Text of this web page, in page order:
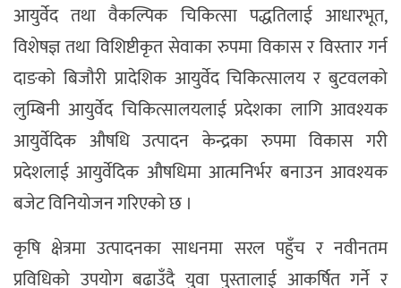
आयुर्वेद तथा वैकल्पिक चिकित्सा पद्धतिलाई आधारभूत,
विशेषज्ञ तथा विशिष्टीकृत सेवाका रुपमा विकास र विस्तार गर्न
दाङको बिजौरी प्रादेशिक आयुर्वेद चिकित्सालय र बुटवलको
लुम्बिनी आयुर्वेद चिकित्सालयलाई प्रदेशका लागि आवश्यक
आयुर्वेदिक औषधि उत्पादन केन्द्रका रुपमा विकास गरी
प्रदेशलाई आयुर्वेदिक औषधिमा आत्मनिर्भर बनाउन आवश्यक
बजेट विनियोजन गरिएको छ ।
कृषि क्षेत्रमा उत्पादनका साधनमा सरल पहुँच र नवीनतम
प्रविधिको उपयोग बढाउँदै युवा पुस्तालाई आकर्षित गर्ने र